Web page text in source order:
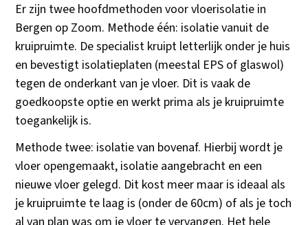
Er zijn twee hoofdmethoden voor vloerisolatie in
Bergen op Zoom. Methode één: isolatie vanuit de
kruipruimte. De specialist kruipt letterlijk onder je huis
en bevestigt isolatieplaten (meestal EPS of glaswol)
tegen de onderkant van je vloer. Dit is vaak de
goedkoopste optie en werkt prima als je kruipruimte
toegankelijk is.
Methode twee: isolatie van bovenaf. Hierbij wordt je
vloer opengemaakt, isolatie aangebracht en een
nieuwe vloer gelegd. Dit kost meer maar is ideaal als
je kruipruimte te laag is (onder de 60cm) of als je toch